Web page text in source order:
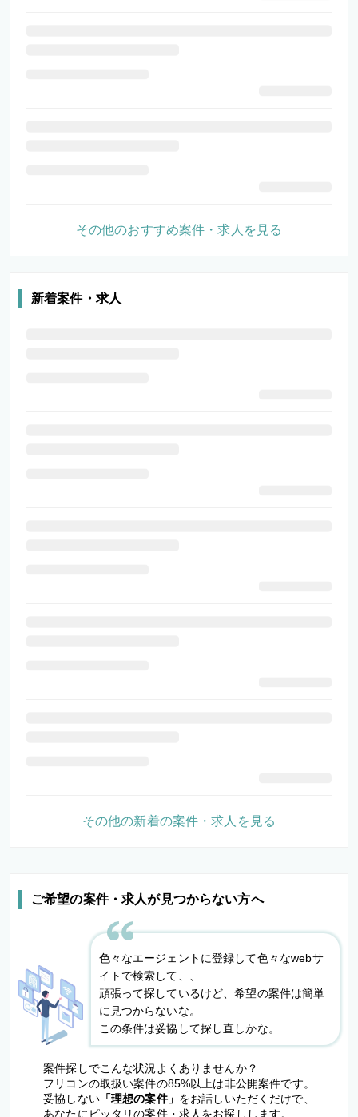
ご希望の案件・求人が見つからない方へ
色々なエージェントに登録して色々なwebサ
イトで検索して、、
頑張って探しているけど、希望の案件は簡単
に見つからないな。
この条件は妥協して探し直しかな。
案件探しでこんな状況よくありませんか？
フリコンの取扱い案件の85%以上は非公開案件です。
妥協しない「理想の案件」 をお話しいただくだけで、
あなたにピッタリの案件・求人をお探しします。
その他のおすすめ案件・求人を見る
新着案件・求人
その他の新着の案件・求人を見る